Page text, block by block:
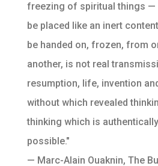
freezing of spiritual things
be placed like an inert
be handed on, frozen, from
another, is not real
resumption, life, invention
without which revealed
thinking which is
possible."
— Marc-Alain Ouaknin, The